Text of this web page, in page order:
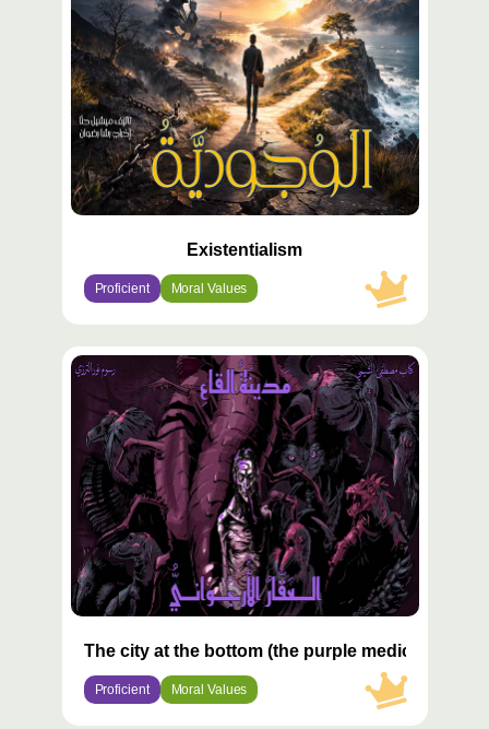
Existentialism
Proficient Moral Values
محتوى
مميّز
The city at the bottom (the purple medicine) 3
Proficient Moral Values